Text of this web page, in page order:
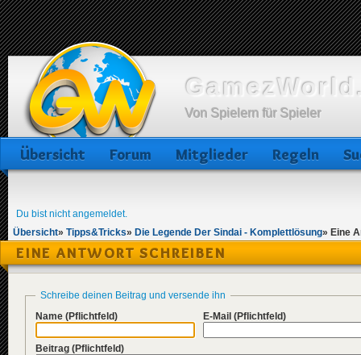
Von Spielern für Spieler
Übersicht Forum Mitglieder Regeln
Du bist nicht angemeldet.
Übersicht» Tipps&Tricks» Die Legende Der Sindai - Komplettlösung» Eine
EINE ANTWORT SCHREIBEN
Schreibe deinen Beitrag und versende ihn
Name (Pflichtfeld) E-Mail (Pflichtfeld)
Beitrag (Pflichtfeld)